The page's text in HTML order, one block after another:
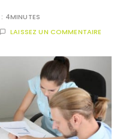
4MINUTES
LAISSEZ UN COMMENTAIRE